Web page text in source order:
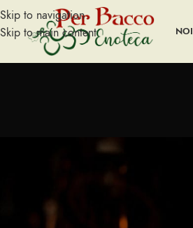
Skip to navigation
Skip to main content
NOI